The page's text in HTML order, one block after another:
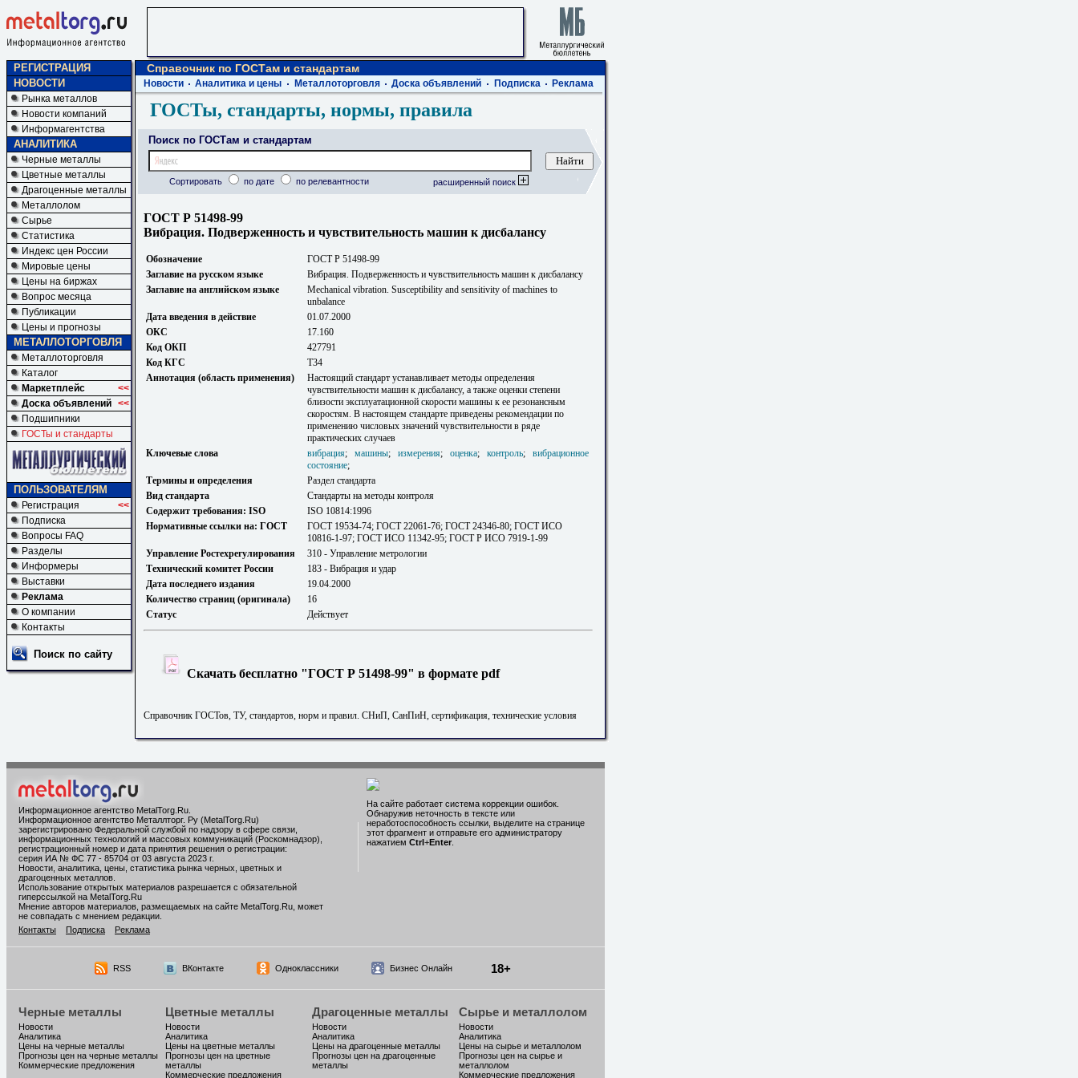
РЕГИСТРАЦИЯ
НОВОСТИ
Рынка металлов
Новости компаний
Информагентства
АНАЛИТИКА
Черные металлы
Цветные металлы
Драгоценные металлы
Металлолом
Сырье
Статистика
Индекс цен России
Мировые цены
Цены на биржах
Вопрос месяца
Публикации
Цены и прогнозы
МЕТАЛЛОТОРГОВЛЯ
Металлоторговля
Каталог
Маркетплейс
<<
Доска объявлений <<
Подшипники
ГОСТы и стандарты
ПОЛЬЗОВАТЕЛЯМ
Регистрация
<<
Подписка
Вопросы FAQ
Разделы
Информеры
Выставки
Реклама
О компании
Контакты
Поиск по сайту
Справочник по ГОСТам и стандартам
Новости Аналитика и цены Металлоторговля Доска объявлений Подписка Реклама
ГОСТы, стандарты, нормы, правила
Поиск по ГОСТам и стандартам
Сортировать по дате по релевантности расширенный поиск
ГОСТ Р 51498-99
Вибрация. Подверженность и чувствительность машин к дисбалансу
Обозначение
ГОСТ Р 51498-99
Заглавие на русском языке
Вибрация. Подверженность и чувствительность машин к дисбалансу
Заглавие на английском языке
Mechanical vibration. Susceptibility and sensitivity of machines to
unbalance
Дата введения в действие
01.07.2000
ОКС
17.160
Код ОКП
427791
Код КГС
Т34
Аннотация (область применения)
Настоящий стандарт устанавливает методы определения
чувствительности машин к дисбалансу, а также оценки степени
близости эксплуатационной скорости машины к ее резонансным
скоростям. В настоящем стандарте приведены рекомендации по
применению числовых значений чувствительности в ряде
практических случаев
Ключевые слова
вибрация; машины; измерения; оценка; контроль; вибрационное
состояние;
Термины и определения
Раздел стандарта
Вид стандарта
Стандарты на методы контроля
Содержит требования: ISO
ISO 10814:1996
Нормативные ссылки на: ГОСТ
ГОСТ 19534-74; ГОСТ 22061-76; ГОСТ 24346-80; ГОСТ ИСО
10816-1-97; ГОСТ ИСО 11342-95; ГОСТ Р ИСО 7919-1-99
Управление Ростехрегулирования
310 - Управление метрологии
Технический комитет России
183 - Вибрация и удар
Дата последнего издания
19.04.2000
Количество страниц (оригинала)
16
Статус
Действует
Скачать бесплатно "ГОСТ Р 51498-99" в формате pdf
Справочник ГОСТов, ТУ, стандартов, норм и правил. СНиП, СанПиН, сертификация, технические условия
Информационное агентство MetalTorg.Ru
Информационное агентство Металлторг. Ру (MetalTorg.Ru)
зарегистрировано Федеральной службой по надзору в сфере связи,
информационных технологий и массовых коммуникаций (Роскомнадзор),
регистрационный номер и дата принятия решения о регистрации:
серия ИА № ФС 77 - 85704 от 03 августа 2023 г.
Новости, аналитика, цены, статистика рынка черных, цветных и
драгоценных металлов.
Использование открытых материалов разрешается с обязательной
гиперссылкой на MetalTorg.Ru
Мнение авторов материалов, размещаемых на сайте MetalTorg.Ru, может
не совпадать с мнением редакции.
Контакты
Подписка Реклама
На сайте работает система коррекции ошибок.
Обнаружив неточность в тексте или
неработоспособность ссылки, выделите на странице
этот фрагмент и отправьте его администратору
нажатием Ctrl+Enter
RSS ВКонтакте Одноклассники Бизнес Онлайн 18+
Черные металлы
Новости
Аналитика
Цены на черные металлы
Прогнозы цен на черные металлы
Коммерческие предложения
Цветные металлы
Новости
Аналитика
Цены на цветные металлы
Прогнозы цен на цветные
металлы
Коммерческие предложения
Драгоценные металлы
Новости
Аналитика
Цены на драгоценные металлы
Прогнозы цен на драгоценные
металлы
Сырье и металлолом
Новости
Аналитика
Цены на сырье и металлолом
Прогнозы цен на сырье и
металлолом
Коммерческие предложения